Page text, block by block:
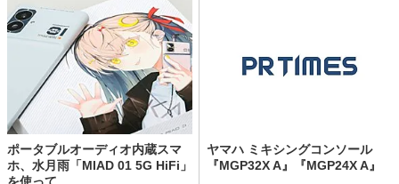
ポータブルオーディオ内蔵スマ
ホ、水月雨「MIAD 01 5G HiFi」
ヤマハ ミキシングコンソール
『MGP32X A』『MGP24X A』